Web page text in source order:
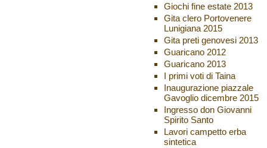
Giochi fine estate 2013
Gita clero Portovenere
Lunigiana 2015
Gita preti genovesi 2013
Guaricano 2012
Guaricano 2013
I primi voti di Taina
Inaugurazione piazzale
Gavoglio dicembre 2015
Ingresso don Giovanni
Spirito Santo
Lavori campetto erba
sintetica